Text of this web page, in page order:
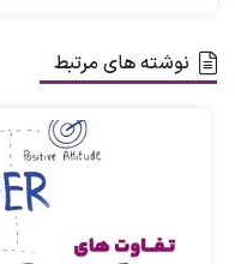
این وضعیت را در نظر
کار را انجام می‌دهند،
تعاملی ندارند و به
باشند. چگونه روحیه و
نوشته های مرتبط